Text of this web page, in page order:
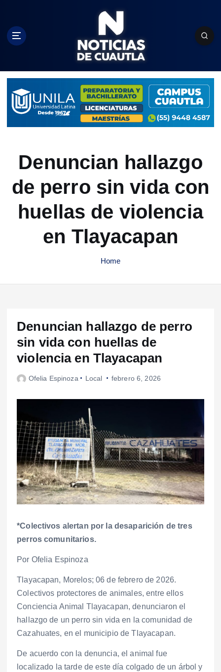
c
Denuncian hallazgo
de perro sin vida con
huellas de violencia
en Tlayacapan
Home
Denuncian hallazgo de perro
sin vida con huellas de
violencia en Tlayacapan
Ofelia Espinoza Local febrero 6, 2026
*Colectivos alertan por la desaparición de tres
perros comunitarios.
Por Ofelia Espinoza
Tlayacapan, Morelos; 06 de febrero de 2026.
Colectivos protectores de animales, entre ellos
Conciencia Animal Tlayacapan, denunciaron el
hallazgo de un perro sin vida en la comunidad de
Cazahuates, en el municipio de Tlayacapan.
De acuerdo con la denuncia, el animal fue
localizado la tarde de este día colgado de un árbol y